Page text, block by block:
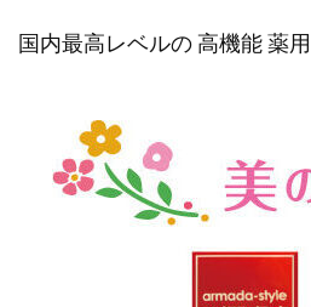
国内最高レベルの 高機能 薬